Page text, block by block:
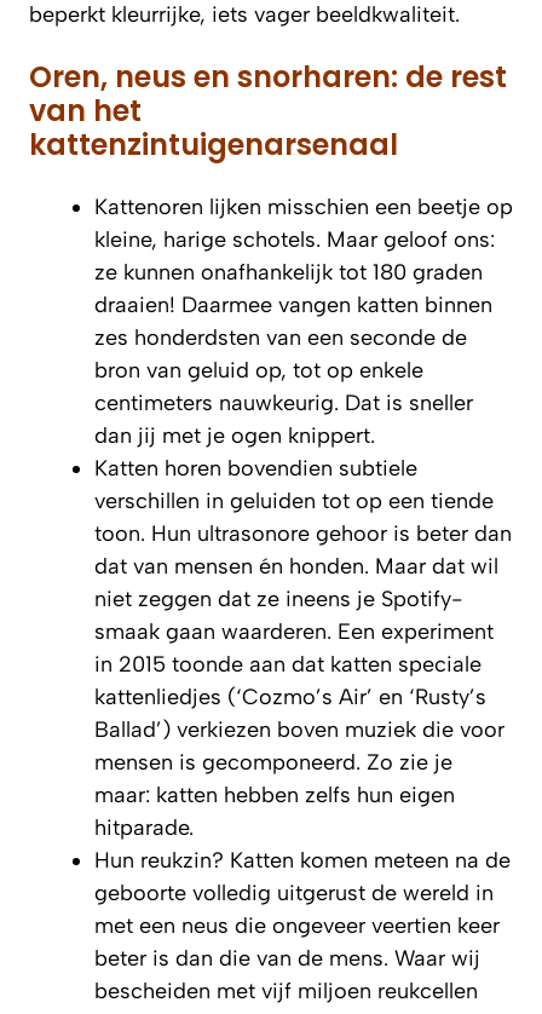
beperkt kleurrijke, iets vager beeldkwaliteit.
Oren, neus en snorharen: de rest
van het
kattenzintuigenarsenaal
Kattenoren lijken misschien een beetje op
kleine, harige schotels. Maar geloof ons:
ze kunnen onafhankelijk tot 180 graden
draaien! Daarmee vangen katten binnen
zes honderdsten van een seconde de
bron van geluid op, tot op enkele
centimeters nauwkeurig. Dat is sneller
dan jij met je ogen knippert.
Katten horen bovendien subtiele
verschillen in geluiden tot op een tiende
toon. Hun ultrasonore gehoor is beter dan
dat van mensen én honden. Maar dat wil
niet zeggen dat ze ineens je Spotify-
smaak gaan waarderen. Een experiment
in 2015 toonde aan dat katten speciale
kattenliedjes (‘Cozmo’s Air’ en ‘Rusty’s
Ballad’) verkiezen boven muziek die voor
mensen is gecomponeerd. Zo zie je
maar: katten hebben zelfs hun eigen
hitparade.
Hun reukzin? Katten komen meteen na de
geboorte volledig uitgerust de wereld in
met een neus die ongeveer veertien keer
beter is dan die van de mens. Waar wij
bescheiden met vijf miljoen reukcellen